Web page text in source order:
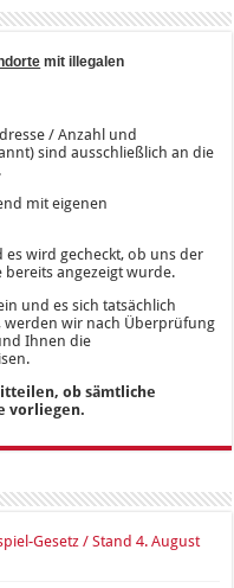
mit illegalen
/ Anzahl und
sind ausschließlich an die
mit eigenen
wird gecheckt, ob uns der
angezeigt wurde.
und es sich tatsächlich
werden wir nach Überprüfung
Ihnen die
ob sämtliche
vorliegen.
Gesetz / Stand 4. August